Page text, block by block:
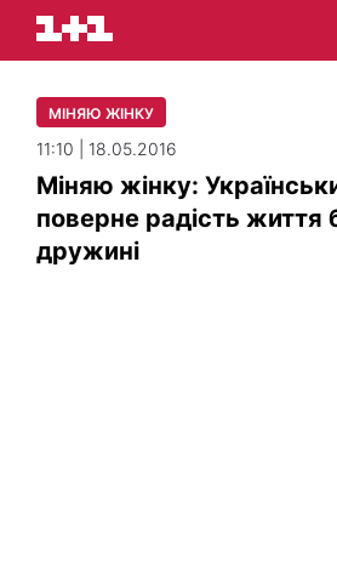
МІНЯЮ ЖІНКУ
11:10 | 18.05.2016
Міняю жінку:
поверне радість життя
дружині